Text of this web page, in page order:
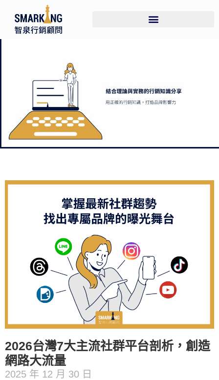
2026台灣7大主流社群平台剖析，創造
網路大流量
2025 年 12 月 30 日